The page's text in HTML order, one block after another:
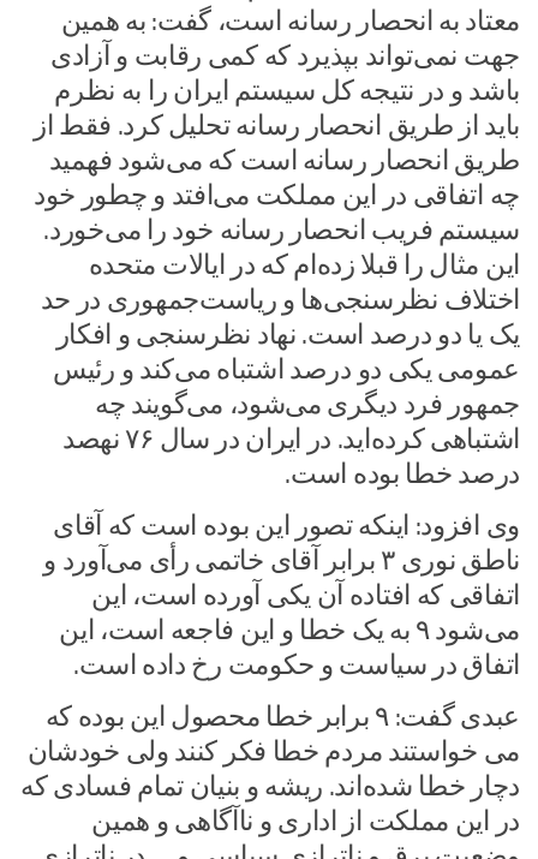
معتاد به انحصار رسانه است، گفت: به همین
جهت نمی‌تواند بپذیرد که کمی رقابت و آزادی
باشد و در نتیجه کل سیستم ایران را به نظرم
باید از طریق انحصار رسانه تحلیل کرد. فقط از
طریق انحصار رسانه است که می‌شود فهمید
چه اتفاقی در این مملکت می‌افتد و چطور خود
سیستم فریب انحصار رسانه خود را می‌خورد.
این مثال را قبلا زده‌ام که در ایالات متحده
اختلاف نظرسنجی‌ها و ریاست‌جمهوری در حد
یک یا دو درصد است. نهاد نظرسنجی و افکار
عمومی یکی دو درصد اشتباه می‌کند و رئیس
جمهور فرد دیگری می‌شود، می‌گویند چه
اشتباهی کرده‌اید. در ایران در سال ۷۶ نهصد
درصد خطا بوده است.
وی افزود: اینکه تصور این بوده است که آقای
ناطق نوری ۳ برابر آقای خاتمی رأی می‌آورد و
اتفاقی که افتاده آن یکی آورده است، این
می‌شود ۹ به یک خطا و این فاجعه است، این
اتفاق در سیاست و حکومت رخ داده است.
عبدی گفت: ۹ برابر خطا محصول این بوده که
می‌ خواستند مردم خطا فکر کنند ولی خودشان
دچار خطا شده‌اند. ریشه و بنیان تمام فسادی که
در این مملکت از اداری و ناآگاهی و همین